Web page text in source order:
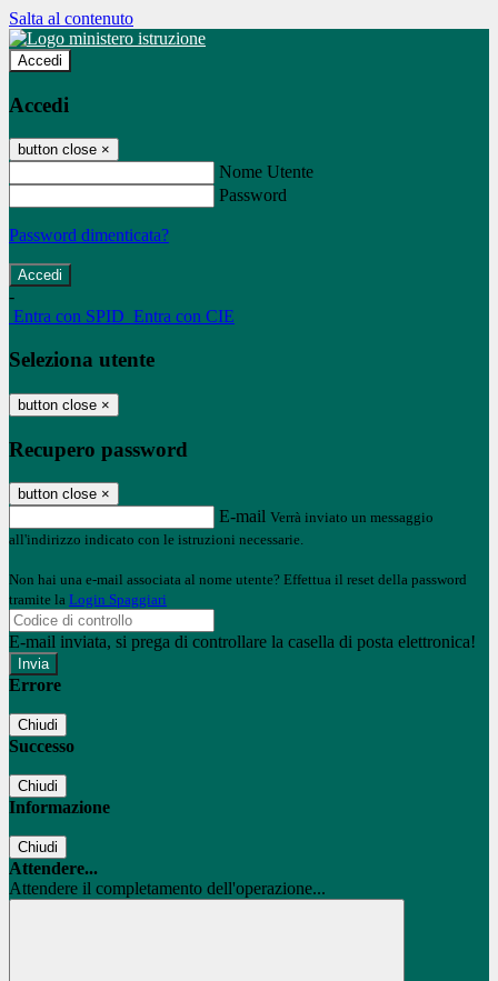
Salta al contenuto
Accedi
Accedi
button close ×
Nome Utente
Password
Password dimenticata?
-
Entra con SPID Entra con CIE
Seleziona utente
button close ×
Recupero password
button close ×
E-mail Verrà inviato un messaggio
all'indirizzo indicato con le istruzioni necessarie.
Non hai una e-mail associata al nome utente? Effettua il reset della password
tramite la Login Spaggiari
E-mail inviata, si prega di controllare la casella di posta elettronica!
Errore
Chiudi
Successo
Chiudi
Informazione
Chiudi
Attendere...
Attendere il completamento dell'operazione...